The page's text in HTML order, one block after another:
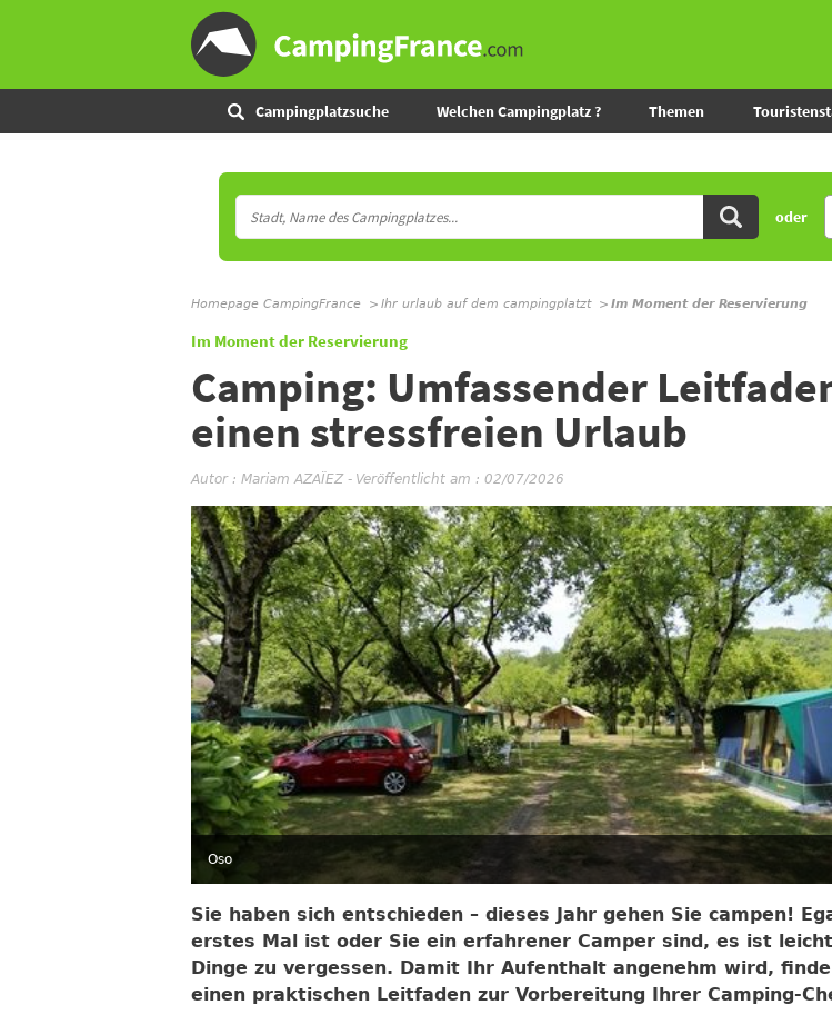
Campingplatzsuche Welchen Campingplatz ? Themen
oder
Homepage CampingFrance Ihr urlaub auf dem campingplatzt Im Moment der Reservierung
Im Moment der Reservierung
Camping: Umfassender
einen stressfreien Urlaub
Autor : Mariam AZAÏEZ- Veröffentlicht am : 02/07/2026
Oso
Sie haben sich entschieden – dieses Jahr gehen Sie campen!
erstes Mal ist oder Sie ein erfahrener Camper sind, es ist
Dinge zu vergessen. Damit Ihr Aufenthalt angenehm wird,
einen praktischen Leitfaden zur Vorbereitung Ihrer Camping-